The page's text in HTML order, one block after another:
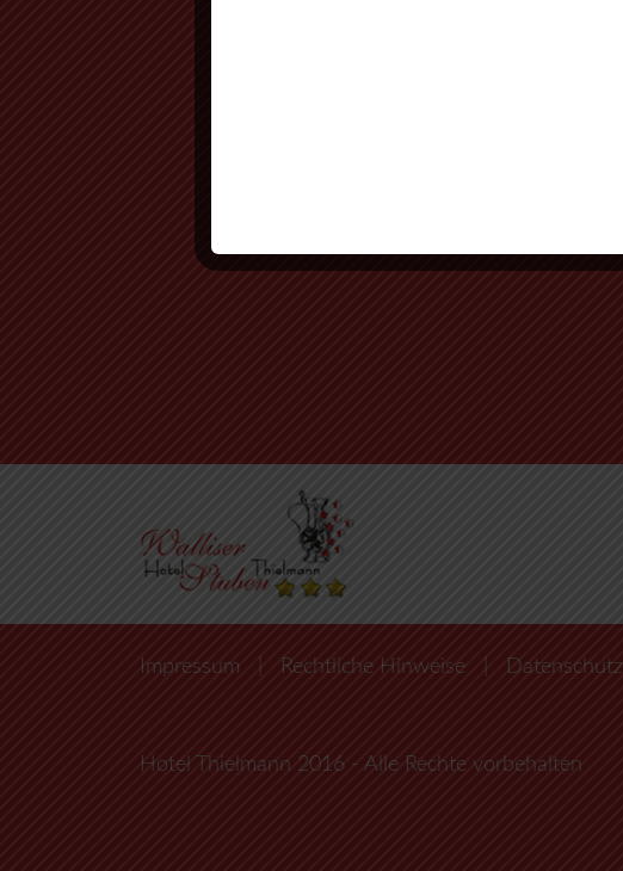
Impressum Rechtliche Hinweise Datenschutz
Hotel Thielmann 2016 - Alle Rechte vorbehalten